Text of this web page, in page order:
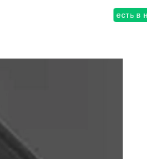
есть в